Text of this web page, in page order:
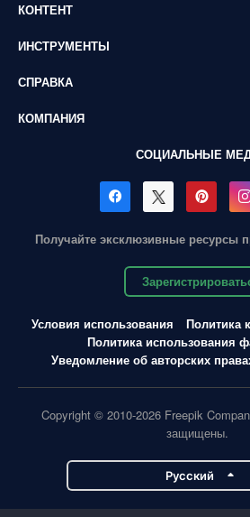
КОНТЕНТ
ИНСТРУМЕНТЫ
СПРАВКА
КОМПАНИЯ
СОЦИАЛЬНЫЕ
Получайте эксклюзивные ресурсы
Условия использования
Политика
Политика использования
Уведомление об авторских
Copyright © 2010-2026 Freepik
защищены.
Pусский